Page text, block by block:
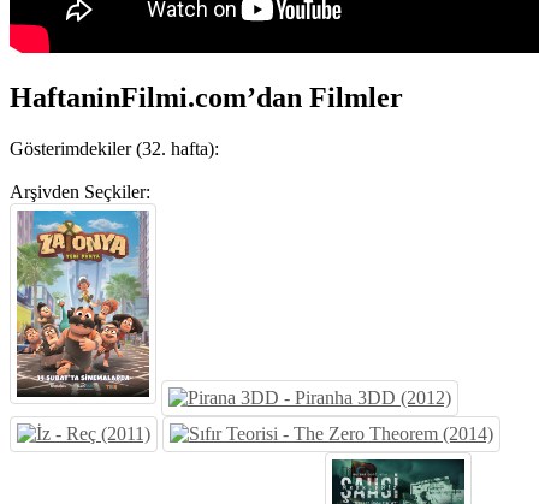
HaftaninFilmi.com’dan Filmler
Gösterimdekiler (32. hafta):
Arşivden Seçkiler: